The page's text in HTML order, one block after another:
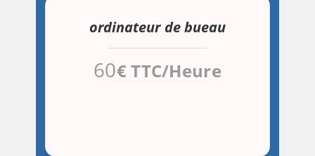
ordinateur de bueau
60€ TTC/Heure